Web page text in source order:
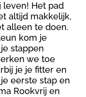
leven! Het pad
altijd makkelijk,
alleen te doen.
kom je
stappen
we toe
je je fitter en
eerste stap en
Rookvrij en